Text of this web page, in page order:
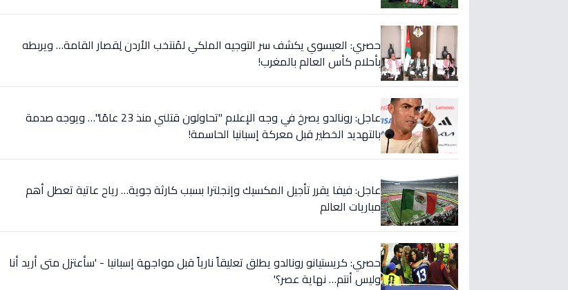
حصري: العيسوي يكشف سر التوجيه الملكي لمُنتخب الأردن لِقصار القامة… ويربطه
بأحلام كأس العالم بالمغرب!
عاجل: رونالدو يصرخ في وجه الإعلام "تحاولون قتلني منذ 23 عامًا"… ويوجه صدمة
بالتهديد الخطير قبل معركة إسبانيا الحاسمة!
عاجل: فيفا يقرر تأجيل المكسيك وإنجلترا بسبب كارثة جوية… رياح عاتية تعطل أهم
مباريات العالم
حصري: كريستيانو رونالدو يطلق تعليقاً نارياً قبل مواجهة إسبانيا - 'سأعتزل متى أريد أنا
وليس أنتم… نهاية عصر؟'